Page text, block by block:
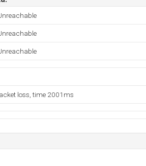
loss, time 2001ms